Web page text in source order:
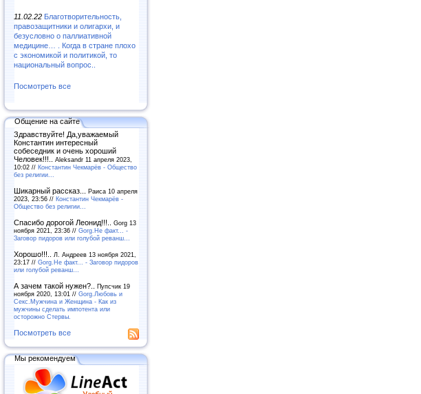
11.02.22 Благотворительность,
правозащитники и олигархи, и
безусловно о паллиативной
медицине… . Когда в стране плохо
с экономикой и политикой, то
национальный вопрос..
Посмотреть все
Общение на сайте
Здравствуйте! Да,уважаемый
Константин интересный
собеседник и очень хороший
Человек!!!.. Aleksandr 11 апреля 2023,
10:02 // Константин Чекмарёв - Общество
без религии...
Шикарный рассказ... Раиса 10 апреля
2023, 23:56 // Константин Чекмарёв -
Общество без религии...
Спасибо дорогой Леонид!!!.. Gorg 13
ноября 2021, 23:36 // Gorg.Не факт... -
Заговор пидоров или голубой реванш…
Хорошо!!!..
Л. Андреев 13 ноября 2021,
23:17 // Gorg.Не факт... - Заговор пидоров
или голубой реванш…
А зачем такой нужен?.. Пупсчик 19
ноября 2020, 13:01 // Gorg.Любовь и
Секс.Мужчина и Женщина - Как из
мужчины сделать импотента или
осторожно Стервы.
Посмотреть все
Мы рекомендуем